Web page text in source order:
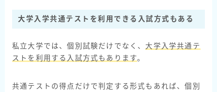
大学入学共通テストを利用できる入試方式もある
私立大学では、個別試験だけでなく、 大学入学共通テ
ストを利用する入試方式もあります。
共通テストの得点だけで判定する形式もあれば、個別